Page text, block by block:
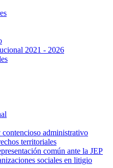
2021 - 2026
administrativo
territoriales
común ante la JEP
sociales en litigio